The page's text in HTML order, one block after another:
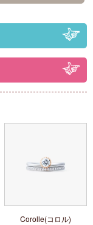
Corolle(コロル)